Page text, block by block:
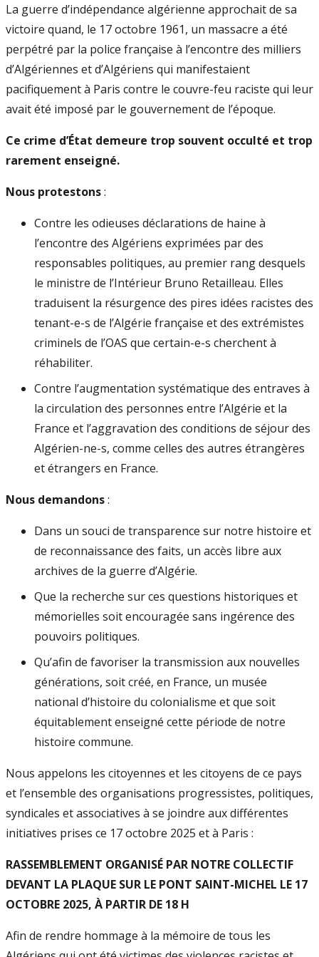
La guerre d’indépendance algérienne approchait de sa
victoire quand, le 17 octobre 1961, un massacre a été
perpétré par la police française à l’encontre des milliers
d’Algériennes et d’Algériens qui manifestaient
pacifiquement à Paris contre le couvre-feu raciste qui leur
avait été imposé par le gouvernement de l’époque.
Ce crime d’État demeure trop souvent occulté et trop
rarement enseigné.
Nous protestons:
Contre les odieuses déclarations de haine à
l’encontre des Algériens exprimées par des
responsables politiques, au premier rang desquels
le ministre de l’Intérieur Bruno Retailleau. Elles
traduisent la résurgence des pires idées racistes des
tenant-e-s de l’Algérie française et des extrémistes
criminels de l’OAS que certain-e-s cherchent à
réhabiliter.
Contre l’augmentation systématique des entraves à
la circulation des personnes entre l’Algérie et la
France et l’aggravation des conditions de séjour des
Algérien-ne-s, comme celles des autres étrangères
et étrangers en France.
Nous demandons:
Dans un souci de transparence sur notre histoire et
de reconnaissance des faits, un accès libre aux
archives de la guerre d’Algérie.
Que la recherche sur ces questions historiques et
mémorielles soit encouragée sans ingérence des
pouvoirs politiques.
Qu’afin de favoriser la transmission aux nouvelles
générations, soit créé, en France, un musée
national d’histoire du colonialisme et que soit
équitablement enseigné cette période de notre
histoire commune.
Nous appelons les citoyennes et les citoyens de ce pays
et l’ensemble des organisations progressistes, politiques,
syndicales et associatives à se joindre aux différentes
initiatives prises ce 17 octobre 2025 et à Paris :
RASSEMBLEMENT ORGANISÉ PAR NOTRE COLLECTIF
DEVANT LA PLAQUE SUR LE PONT SAINT-MICHEL LE 17
OCTOBRE 2025, À PARTIR DE 18 H
Afin de rendre hommage à la mémoire de tous les